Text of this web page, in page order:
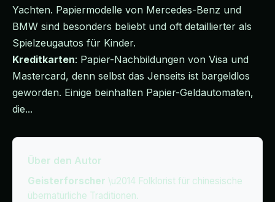
Yachten. Papiermodelle von Mercedes-Benz und
BMW sind besonders beliebt und oft detaillierter als
Spielzeugautos für Kinder.
Kreditkarten: Papier-Nachbildungen von Visa und
Mastercard, denn selbst das Jenseits ist bargeldlos
geworden. Einige beinhalten Papier-Geldautomaten,
die...
Über den Autor
Geisterforscher \u2014 Folklorist für chinesische
übernatürliche Traditionen.